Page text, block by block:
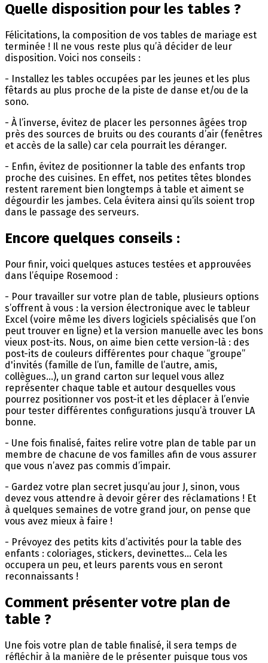
Quelle disposition pour les tables ?
Félicitations, la composition de vos tables de mariage est
terminée ! Il ne vous reste plus qu’à décider de leur
disposition. Voici nos conseils :
- Installez les tables occupées par les jeunes et les plus
fêtards au plus proche de la piste de danse et/ou de la
sono.
- À l’inverse, évitez de placer les personnes âgées trop
près des sources de bruits ou des courants d’air (fenêtres
et accès de la salle) car cela pourrait les déranger.
- Enfin, évitez de positionner la table des enfants trop
proche des cuisines. En effet, nos petites têtes blondes
restent rarement bien longtemps à table et aiment se
dégourdir les jambes. Cela évitera ainsi qu’ils soient trop
dans le passage des serveurs.
Encore quelques conseils :
Pour finir, voici quelques astuces testées et approuvées
dans l’équipe Rosemood :
- Pour travailler sur votre plan de table, plusieurs options
s’offrent à vous : la version électronique avec le tableur
Excel (voire même les divers logiciels spécialisés que l’on
peut trouver en ligne) et la version manuelle avec les bons
vieux post-its. Nous, on aime bien cette version-là : des
post-its de couleurs différentes pour chaque “groupe”
d'invités (famille de l’un, famille de l’autre, amis,
collègues…), un grand carton sur lequel vous allez
représenter chaque table et autour desquelles vous
pourrez positionner vos post-it et les déplacer à l’envie
pour tester différentes configurations jusqu’à trouver LA
bonne.
- Une fois finalisé, faites relire votre plan de table par un
membre de chacune de vos familles afin de vous assurer
que vous n’avez pas commis d’impair.
- Gardez votre plan secret jusqu’au jour J, sinon, vous
devez vous attendre à devoir gérer des réclamations ! Et
à quelques semaines de votre grand jour, on pense que
vous avez mieux à faire !
- Prévoyez des petits kits d’activités pour la table des
enfants : coloriages, stickers, devinettes… Cela les
occupera un peu, et leurs parents vous en seront
reconnaissants !
Comment présenter votre plan de
table ?
Une fois votre plan de table finalisé, il sera temps de
réfléchir à la manière de le présenter puisque tous vos